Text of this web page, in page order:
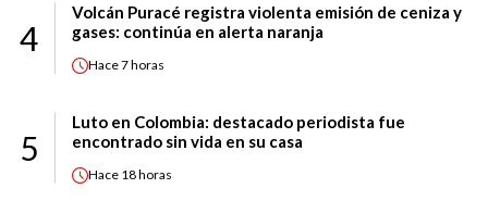
4
Volcán Puracé registra violenta emisión de ceniza y
gases: continúa en alerta naranja
Hace7 horas
5
Luto en Colombia: destacado periodista fue
encontrado sin vida en su casa
Hace 18 horas